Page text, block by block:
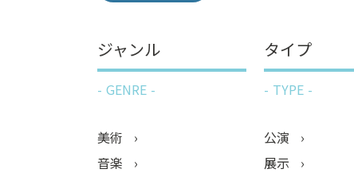
ジャンル
GENRE
美術
音楽
タイプ
TYPE
公演
展示